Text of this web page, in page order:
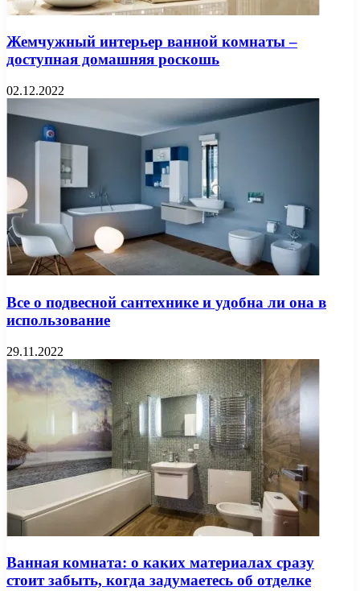
Жемчужный интерьер ванной комнаты –
доступная домашняя роскошь
02.12.2022
Все о подвесной сантехнике и удобна ли она в
использование
29.11.2022
Ванная комната: о каких материалах сразу
стоит забыть, когда задумаетесь об отделке